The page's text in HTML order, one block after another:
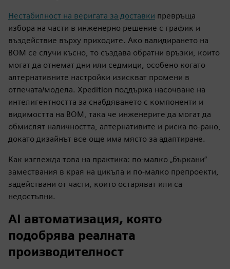
Нестабилност на веригата за доставки превръща
избора на части в инженерно решение с график и
въздействие върху приходите. Ако валидирането на
BOM се случи късно, то създава обратни връзки, които
могат да отнемат дни или седмици, особено когато
алтернативните настройки изискват промени в
отпечата/модела. Xpedition поддържа насочване на
интелигентността за снабдяването с компоненти и
видимостта на BOM, така че инженерите да могат да
обмислят наличността, алтернативите и риска по-рано,
докато дизайнът все още има място за адаптиране.
Как изглежда това на практика: по-малко „бъркани“
замествания в края на цикъла и по-малко препроекти,
задействани от части, които остаряват или са
недостъпни.
AI автоматизация, която
подобрява реалната
производителност